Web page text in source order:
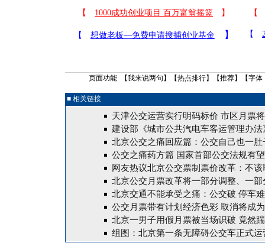
页面功能 【我来说两句 】【热点排行】【推荐】【字体
■ 相关链接
天津公交运营实行明码标价 市区月票
建设部《城市公共汽电车客运管理办法
北京公交之痛回应篇：公交自己也一肚
公交之痛药方篇 国家首部公交法规有
网友热议北京公交票制票价改革：不
北京公交月票改革将一部分调整、一部
北京交通不能承受之痛：公交破 停车
公交月票带有计划经济色彩 取消将成
北京一男子用假月票被当场识破 竟然
组图：北京第一条无障碍公交车正式运